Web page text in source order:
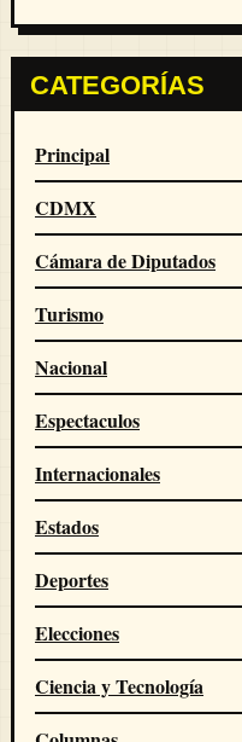
CATEGORÍAS
Principal
CDMX
Cámara de Diputados
Turismo
Nacional
Espectaculos
Internacionales
Estados
Deportes
Elecciones
Ciencia y Tecnología